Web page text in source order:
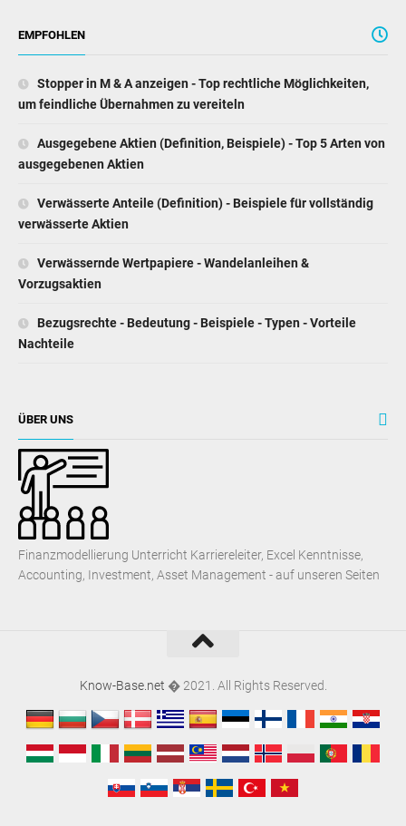
EMPFOHLEN
Stopper in M ​​& A anzeigen - Top rechtliche Möglichkeiten,
um feindliche Übernahmen zu vereiteln
Ausgegebene Aktien (Definition, Beispiele) - Top 5 Arten von
ausgegebenen Aktien
Verwässerte Anteile (Definition) - Beispiele für vollständig
verwässerte Aktien
Verwässernde Wertpapiere - Wandelanleihen &
Vorzugsaktien
Bezugsrechte - Bedeutung - Beispiele - Typen - Vorteile
Nachteile
ÜBER UNS
Finanzmodellierung Unterricht Karriereleiter, Excel Kenntnisse,
Accounting, Investment, Asset Management - auf unseren Seiten
Know-Base.net � 2021. All Rights Reserved.